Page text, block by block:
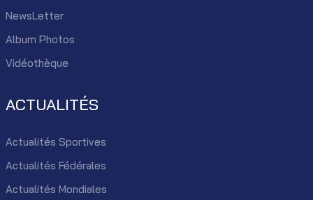
NewsLetter
Album Photos
Vidéothèque
ACTUALITÉS
Actualités Sportives
Actualités Fédérales
Actualités Mondiales